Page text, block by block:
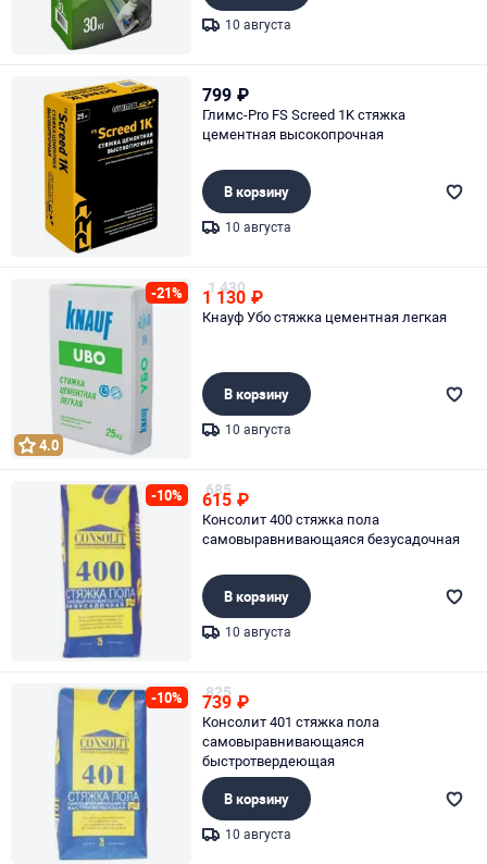
10 августа
799 ₽
Глимс-Pro FS Screed 1K стяжка
цементная высокопрочная
В корзину
10 августа
-21%
4.0
1 430
1 130 ₽
Кнауф Убо стяжка цементная легкая
В корзину
10 августа
-10% 685
615 ₽
Консолит 400 стяжка пола
самовыравнивающаяся безусадочная
В корзину
10 августа
-10% 825
739 ₽
Консолит 401 стяжка пола
самовыравнивающаяся
быстротвердеющая
В корзину
10 августа